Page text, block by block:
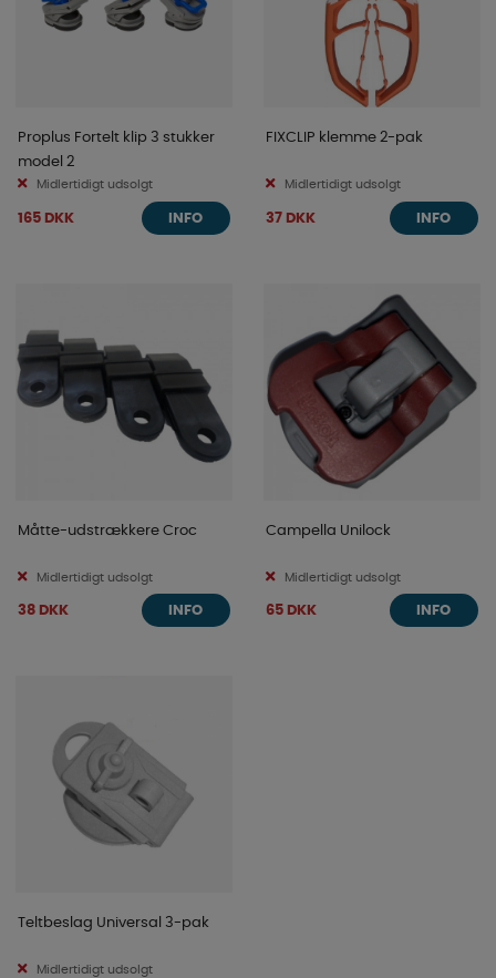
Proplus Fortelt klip 3 stukker
model 2
Midlertidigt udsolgt
165 DKK INFO
FIXCLIP klemme 2-pak
Midlertidigt udsolgt
37 DKK INFO
Måtte-udstrækkere Croc
Midlertidigt udsolgt
38 DKK INFO
Campella Unilock
Midlertidigt udsolgt
65 DKK INFO
Teltbeslag Universal 3-pak
Midlertidigt udsolgt